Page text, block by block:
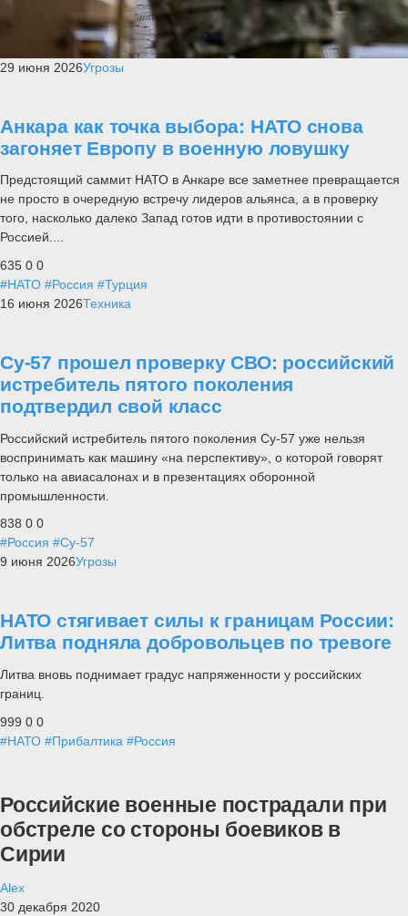
29 июня 2026Угрозы
Анкара как точка выбора: НАТО снова
загоняет Европу в военную ловушку
Предстоящий саммит НАТО в Анкаре все заметнее превращается
не просто в очередную встречу лидеров альянса, а в проверку
того, насколько далеко Запад готов идти в противостоянии с
Россией....
635 0 0
#НАТО #Россия #Турция
16 июня 2026Техника
Су-57 прошел проверку СВО: российский
истребитель пятого поколения
подтвердил свой класс
Российский истребитель пятого поколения Су-57 уже нельзя
воспринимать как машину «на перспективу», о которой говорят
только на авиасалонах и в презентациях оборонной
промышленности.
838 0 0
#Россия #Су-57
9 июня 2026Угрозы
НАТО стягивает силы к границам России:
Литва подняла добровольцев по тревоге
Литва вновь поднимает градус напряженности у российских
границ.
999 0 0
#НАТО #Прибалтика #Россия
Российские военные пострадали при
обстреле со стороны боевиков в
Сирии
Alex
30 декабря 2020